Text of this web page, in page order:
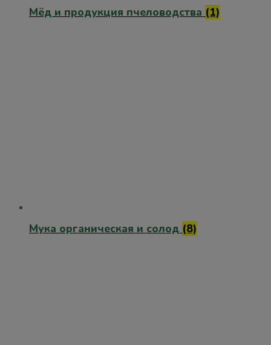
Мёд и продукция пчеловодства (1)
Мука органическая и солод (8)